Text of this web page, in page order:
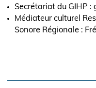
Secrétariat du GIHP
Médiateur culturel
Sonore Régionale :